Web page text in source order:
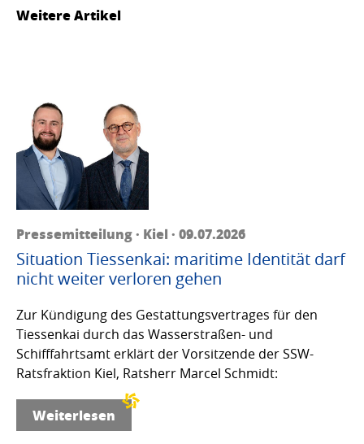
Weitere Artikel
Pressemitteilung · Kiel · 09.07.2026
Situation Tiessenkai: maritime Identität darf
nicht weiter verloren gehen
Zur Kündigung des Gestattungsvertrages für den
Tiessenkai durch das Wasserstraßen- und
Schifffahrtsamt erklärt der Vorsitzende der SSW-
Ratsfraktion Kiel, Ratsherr Marcel Schmidt:
Weiterlesen